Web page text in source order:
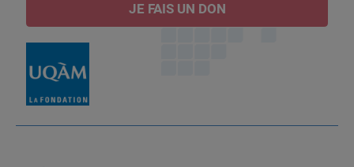
JE FAIS UN DON